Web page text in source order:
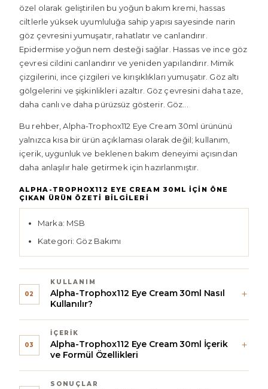
özel olarak geliştirilen bu yoğun bakım kremi, hassas
ciltlerle yüksek uyumluluğa sahip yapısı sayesinde narin
göz çevresini yumuşatır, rahatlatır ve canlandırır.
Epidermise yoğun nem desteği sağlar. Hassas ve ince göz
çevresi cildini canlandırır ve yeniden yapılandırır. Mimik
çizgilerini, ince çizgileri ve kırışıklıkları yumuşatır. Göz altı
gölgelerini ve şişkinlikleri azaltır. Göz çevresini daha taze,
daha canlı ve daha pürüzsüz gösterir. Göz...
Bu rehber, Alpha-Trophox112 Eye Cream 30ml ürününü
yalnızca kısa bir ürün açıklaması olarak değil; kullanım,
içerik, uygunluk ve beklenen bakım deneyimi açısından
daha anlaşılır hale getirmek için hazırlanmıştır.
ALPHA-TROPHOX112 EYE CREAM 30ML IÇIN ÖNE
ÇIKAN ÜRÜN ÖZETI BILGILERI
Marka: MSB
Kategori: Göz Bakımı
02
KULLANIM
Alpha-Trophox112 Eye Cream 30ml Nasıl
Kullanılır?
03
İÇERIK
Alpha-Trophox112 Eye Cream 30ml İçerik
ve Formül Özellikleri
SONUÇLAR